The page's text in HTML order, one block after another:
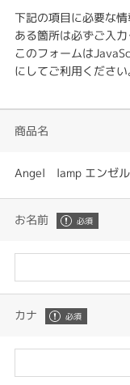
下記の項目に必要な
ある箇所は必ずご入力
このフォームは
にしてご利用ください
商品名
Angel lamp エンゼ
お名前
カナ